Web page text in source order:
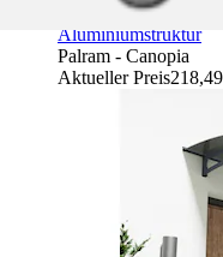
Pultvordach
Aluminiumstruktur
Palram - Canopia
Aktueller Preis